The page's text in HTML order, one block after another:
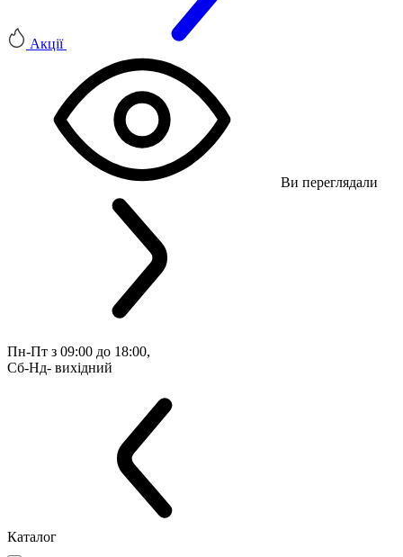
Акції
Ви переглядали
Пн-Пт з 09:00 до 18:00,
Сб-Нд- вихідний
Каталог